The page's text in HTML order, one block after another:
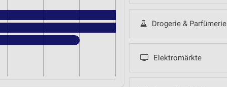
Drogerie & Parfümerie
Elektromärkte